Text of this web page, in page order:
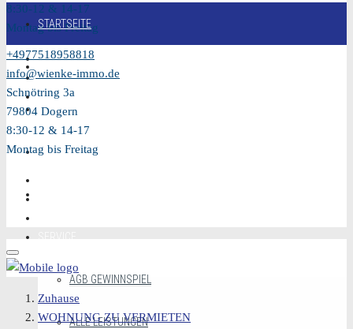
8:30-12 & 14-17
Montag bis Freitag
STARTSEITE
VERKAUFEN
MIETEN
AGB GEWINNSPIEL
ALLE LEISTUNGEN
+4977518958818
info@wienke-immo.de
Schnötring 3a
79804 Dogern
8:30-12 & 14-17
Montag bis Freitag
Zuhause
WOHNUNG ZU VERMIETEN